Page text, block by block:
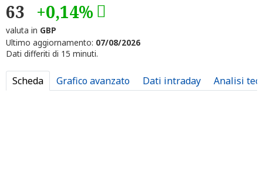
63 +0,14%
valuta in GBP
Ultimo aggiornamento: 07/08/2026
Dati differiti di 15 minuti.
Scheda Grafico avanzato Dati intraday Analisi